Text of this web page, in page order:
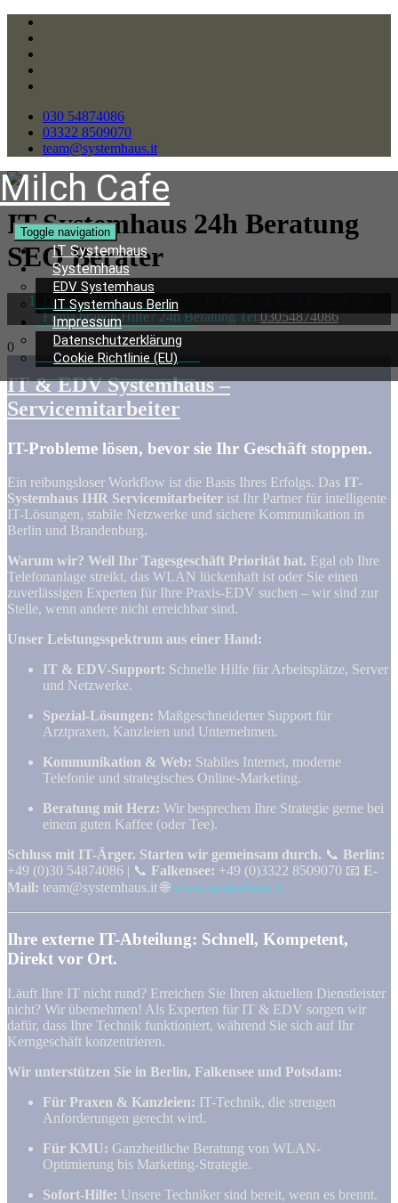
030 54874086
03322 8509070
team@systemhaus.it
Milch Cafe
Toggle navigation
IT Systemhaus
Systemhaus
EDV Systemhaus
IT Systemhaus Berlin
Impressum
Datenschutzerklärung
Cookie Richtlinie (EU)
IT Systemhaus 24h Beratung
SEO Berater
IT & EDV Systemhaus
Firma brauch Hilfe? 24h Beratung Tel:03054874086
0
IT & EDV Systemhaus –
Servicemitarbeiter
IT-Probleme lösen, bevor sie Ihr Geschäft stoppen.
Ein reibungsloser Workflow ist die Basis Ihres Erfolgs. Das IT-
Systemhaus IHR Servicemitarbeiter ist Ihr Partner für intelligente
IT-Lösungen, stabile Netzwerke und sichere Kommunikation in
Berlin und Brandenburg.
Warum wir? Weil Ihr Tagesgeschäft Priorität hat. Egal ob Ihre
Telefonanlage streikt, das WLAN lückenhaft ist oder Sie einen
zuverlässigen Experten für Ihre Praxis-EDV suchen – wir sind zur
Stelle, wenn andere nicht erreichbar sind.
Unser Leistungsspektrum aus einer Hand:
IT & EDV-Support: Schnelle Hilfe für Arbeitsplätze, Server
und Netzwerke.
Spezial-Lösungen: Maßgeschneiderter Support für
Arztpraxen, Kanzleien und Unternehmen.
Kommunikation & Web: Stabiles Internet, moderne
Telefonie und strategisches Online-Marketing.
Beratung mit Herz: Wir besprechen Ihre Strategie gerne bei
einem guten Kaffee (oder Tee).
Schluss mit IT-Ärger. Starten wir gemeinsam durch. 📞 Berlin:
+49 (0)30 54874086 | 📞 Falkensee: +49 (0)3322 8509070 📧 E-
Mail: team@systemhaus.it 🌐www.systemhaus.it
Ihre externe IT-Abteilung: Schnell, Kompetent,
Direkt vor Ort.
Läuft Ihre IT nicht rund? Erreichen Sie Ihren aktuellen Dienstleister
nicht? Wir übernehmen! Als Experten für IT & EDV sorgen wir
dafür, dass Ihre Technik funktioniert, während Sie sich auf Ihr
Kerngeschäft konzentrieren.
Wir unterstützen Sie in Berlin, Falkensee und Potsdam:
Für Praxen & Kanzleien: IT-Technik, die strengen
Anforderungen gerecht wird.
Für KMU: Ganzheitliche Beratung von WLAN-
Optimierung bis Marketing-Strategie.
Sofort-Hilfe: Unsere Techniker sind bereit, wenn es brennt.